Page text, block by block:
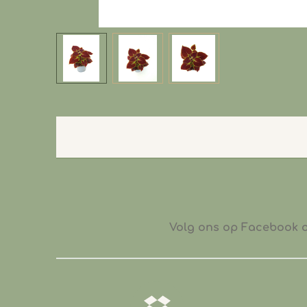
Volg ons op Facebook